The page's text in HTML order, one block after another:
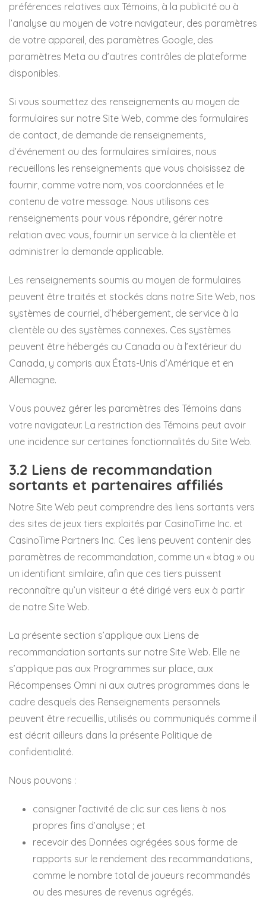
préférences relatives aux Témoins, à la publicité ou à
l’analyse au moyen de votre navigateur, des paramètres
de votre appareil, des paramètres Google, des
paramètres Meta ou d’autres contrôles de plateforme
disponibles.
Si vous soumettez des renseignements au moyen de
formulaires sur notre Site Web, comme des formulaires
de contact, de demande de renseignements,
d’événement ou des formulaires similaires, nous
recueillons les renseignements que vous choisissez de
fournir, comme votre nom, vos coordonnées et le
contenu de votre message. Nous utilisons ces
renseignements pour vous répondre, gérer notre
relation avec vous, fournir un service à la clientèle et
administrer la demande applicable.
Les renseignements soumis au moyen de formulaires
peuvent être traités et stockés dans notre Site Web, nos
systèmes de courriel, d’hébergement, de service à la
clientèle ou des systèmes connexes. Ces systèmes
peuvent être hébergés au Canada ou à l’extérieur du
Canada, y compris aux États-Unis d’Amérique et en
Allemagne.
Vous pouvez gérer les paramètres des Témoins dans
votre navigateur. La restriction des Témoins peut avoir
une incidence sur certaines fonctionnalités du Site Web.
3.2 Liens de recommandation
sortants et partenaires affiliés
Notre Site Web peut comprendre des liens sortants vers
des sites de jeux tiers exploités par CasinoTime Inc. et
CasinoTime Partners Inc. Ces liens peuvent contenir des
paramètres de recommandation, comme un « btag » ou
un identifiant similaire, afin que ces tiers puissent
reconnaître qu’un visiteur a été dirigé vers eux à partir
de notre Site Web.
La présente section s’applique aux Liens de
recommandation sortants sur notre Site Web. Elle ne
s’applique pas aux Programmes sur place, aux
Récompenses Omni ni aux autres programmes dans le
cadre desquels des Renseignements personnels
peuvent être recueillis, utilisés ou communiqués comme il
est décrit ailleurs dans la présente Politique de
confidentialité.
Nous pouvons :
consigner l’activité de clic sur ces liens à nos
propres fins d’analyse ; et
recevoir des Données agrégées sous forme de
rapports sur le rendement des recommandations,
comme le nombre total de joueurs recommandés
ou des mesures de revenus agrégés.